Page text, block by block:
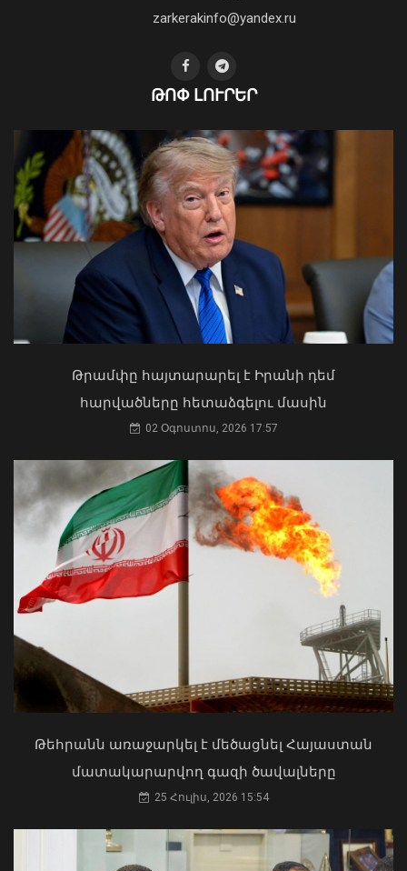
նկատմամբ վստահության անկման և
կառույցի անգործության հերթական
փաստը՝ լուսանկարներով․ ՔՊ
խմբակցություն
05 Օգոստոս, 2026 23:51
Հսկողության արդյունքում
հայտնաբերվել են վարչական
իրավախախտման դեպքեր
05 Օգոստոս, 2026 23:37
Արմեն Մամաջանյանը նշանակվել է ԱԺ
նախագահի տեղակալի խորհրդական
Ի՞նչ ուղերձ էր ոտքի չկանգնելը.
Աղաջանյանը` ընդդիմությանը
ՀՀ երկաթուղին ազգային
ռազմավարական սեփականություն է
և պետք է կառավարվի ՀՀ
Բաբաջանյան
31 Հուլիս, 2026 12:08
zarkerakinfo@yandex.ru
ԹՈՓ ԼՈՒՐԵՐ
Թրամփը հայտարարել է Իրանի դեմ
հարվածները հետաձգելու մասին
02 Օգոստոս, 2026 17:57
Թեհրանն առաջարկել է մեծացնել Հայաստան
մատակարարվող գազի ծավալները
25 Հուլիս, 2026 15:54